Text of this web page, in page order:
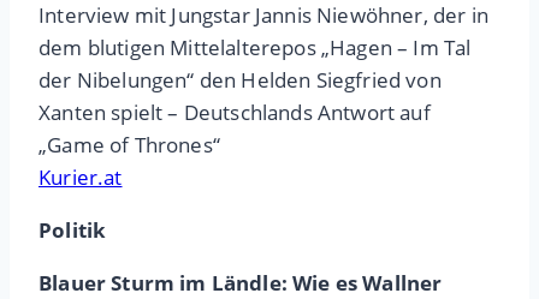
Interview mit Jungstar Jannis Niewöhner, der in
dem blutigen Mittelalterepos „Hagen – Im Tal
der Nibelungen“ den Helden Siegfried von
Xanten spielt – Deutschlands Antwort auf
„Game of Thrones“
Kurier.at
Politik
Blauer Sturm im Ländle: Wie es Wallner